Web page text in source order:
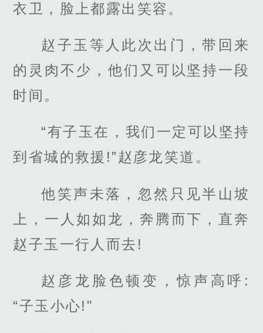
衣卫，脸上都露出笑容。
赵子玉等人此次出门，带回来
的灵肉不少，他们又可以坚持一段
时间。
“有子玉在，我们一定可以坚持
到省城的救援!”赵彦龙笑道。
他笑声未落，忽然只见半山坡
上，一人如如龙，奔腾而下，直奔
赵子玉一行人而去!
赵彦龙脸色顿变，惊声高呼:
“子玉小心!"